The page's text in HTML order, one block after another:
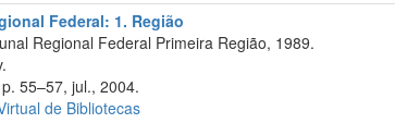
Federal: 1. Região
Regional Federal Primeira Região, 1989.
55–57, jul., 2004.
de Bibliotecas